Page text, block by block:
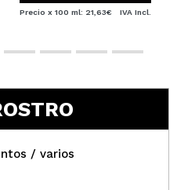
Precio x 100 ml: 21,63€ IVA Incl.
/ varios